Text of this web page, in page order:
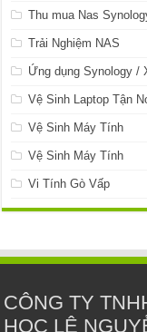
Thu mua Nas
Trải Nghiệm NAS
Ứng dụng Synology /
Vệ Sinh Laptop Tận
Vệ Sinh Máy Tính
Vệ Sinh Máy Tính
Vi Tính Gò Vấp
CÔNG TY
HỌC LÊ